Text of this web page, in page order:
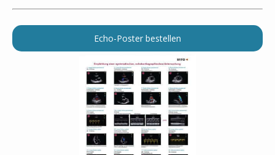
Echo-Poster bestellen